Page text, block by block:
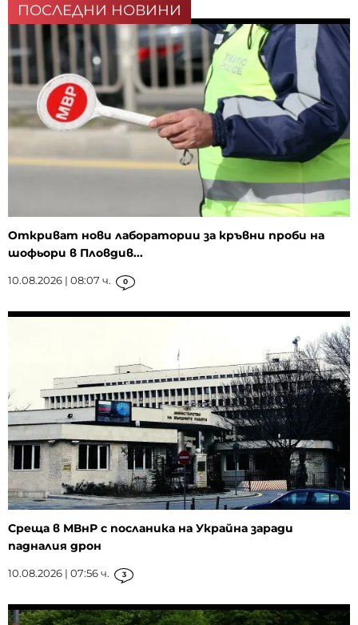
ПОСЛЕДНИ НОВИНИ
Откриват нови лаборатории за кръвни проби на
шофьори в Пловдив...
10.08.2026 | 08:07 ч. 0
Среща в МВнР с посланика на Украйна заради
падналия дрон
10.08.2026 | 07:56 ч. 3